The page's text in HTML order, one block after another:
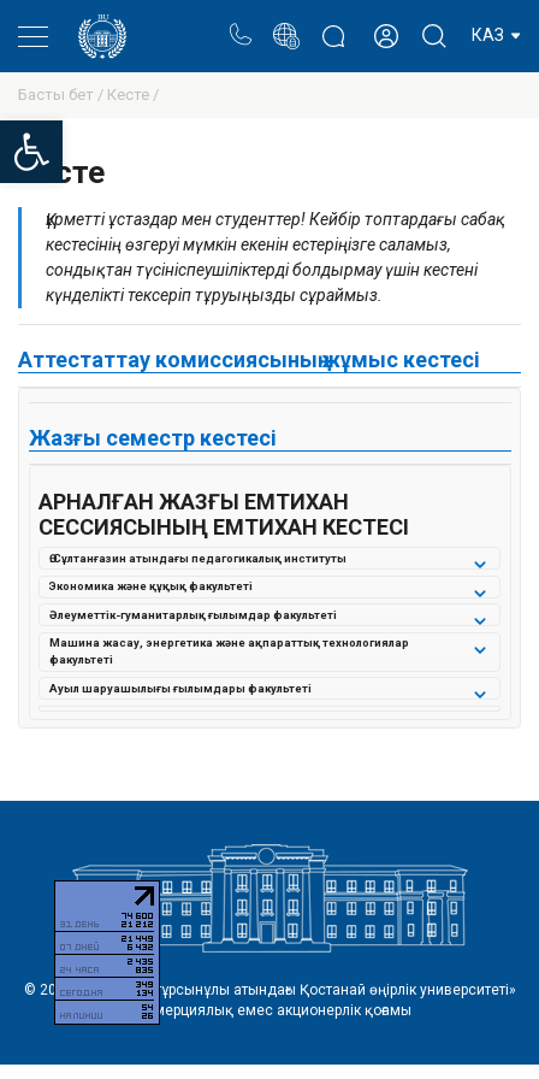
Open toolbar
КАЗ
Басты бет / Кесте /
Кесте
Құрметті ұстаздар мен студенттер! Кейбір топтардағы сабақ
кестесінің өзгеруі мүмкін екенін естеріңізге саламыз,
сондықтан түсініспеушіліктерді болдырмау үшін кестені
күнделікті тексеріп тұруыңызды сұраймыз.
Аттестаттау комиссиясының жұмыс кестесі
Жазғы семестр кестесі
АРНАЛҒАН ЖАЗҒЫ ЕМТИХАН
СЕССИЯСЫНЫҢ ЕМТИХАН КЕСТЕСІ
Ө.Сұлтанғазин атындағы педагогикалық институты
Экономика және құқық факультеті
Әлеуметтік-гуманитарлық ғылымдар факультеті
Машина жасау, энергетика және ақпараттық технологиялар
факультеті
Ауыл шаруашылығы ғылымдары факультеті
© 2026 «Ахмет Байтұрсынұлы атындағы Қостанай өңірлік университеті»
коммерциялық емес акционерлік қоғамы